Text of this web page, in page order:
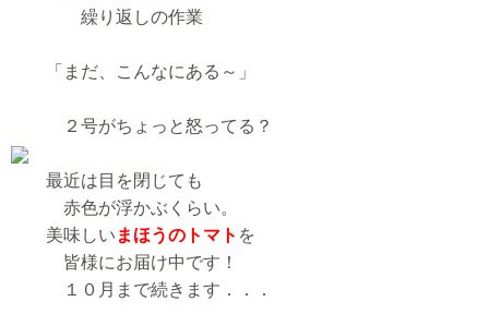
繰り返しの作業
「まだ、こんなにある～」
２号がちょっと怒ってる？
最近は目を閉じても
赤色が浮かぶくらい。
美味しい まほうのトマト を
皆様にお届け中です！
１０月まで続きます．．．